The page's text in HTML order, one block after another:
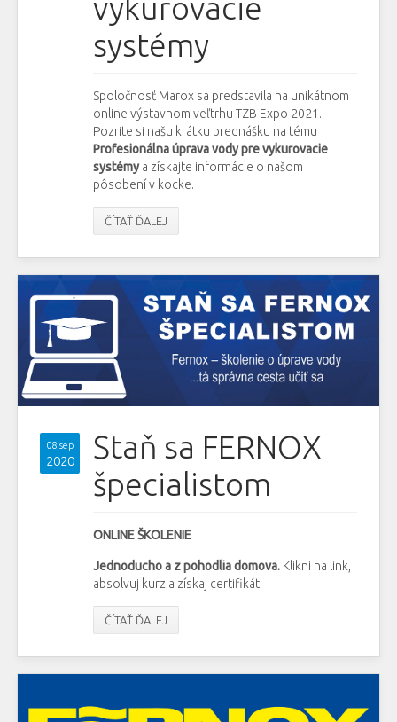
vykurovacie
systémy
Spoločnosť Marox sa predstavila na unikátnom
online výstavnom veľtrhu TZB Expo 2021.
Pozrite si našu krátku prednášku na tému
Profesionálna úprava vody pre vykurovacie
systémya získajte informácie o našom
pôsobení v kocke.
ČÍTAŤ ĎALEJ
08 sep
2020
Staň sa FERNOX
špecialistom
ONLINE ŠKOLENIE
Jednoducho a z pohodlia domova. Klikni na link,
absolvuj kurz a získaj certifikát.
ČÍTAŤ ĎALEJ